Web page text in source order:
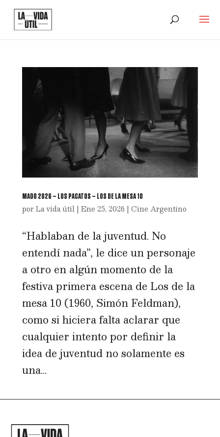
MADO 2026 – LOS PACATOS – LOS DE LA MESA 10
por La vida útil| Ene 25, 2026 | Cine Argentino
“Hablaban de la juventud. No
entendí nada”, le dice un personaje
a otro en algún momento de la
festiva primera escena de Los de la
mesa 10 (1960, Simón Feldman),
como si hiciera falta aclarar que
cualquier intento por definir la
idea de juventud no solamente es
una...